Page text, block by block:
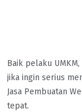
Baik pelaku
jika ingin serius
Jasa Pembuatan
tepat.